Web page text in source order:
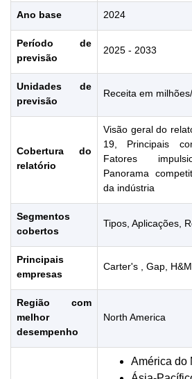
Ano base 2024
Período de
previsão
2025 - 2033
Unidades de
previsão
Receita em
Cobertura do
relatório
Visão geral do
19, Principais
Fatores
Panorama
da indústria
Segmentos
cobertos
Tipos, Aplicações,
Principais
empresas
Carter's , Gap, H&M
Região com
melhor
desempenho
North America
América do